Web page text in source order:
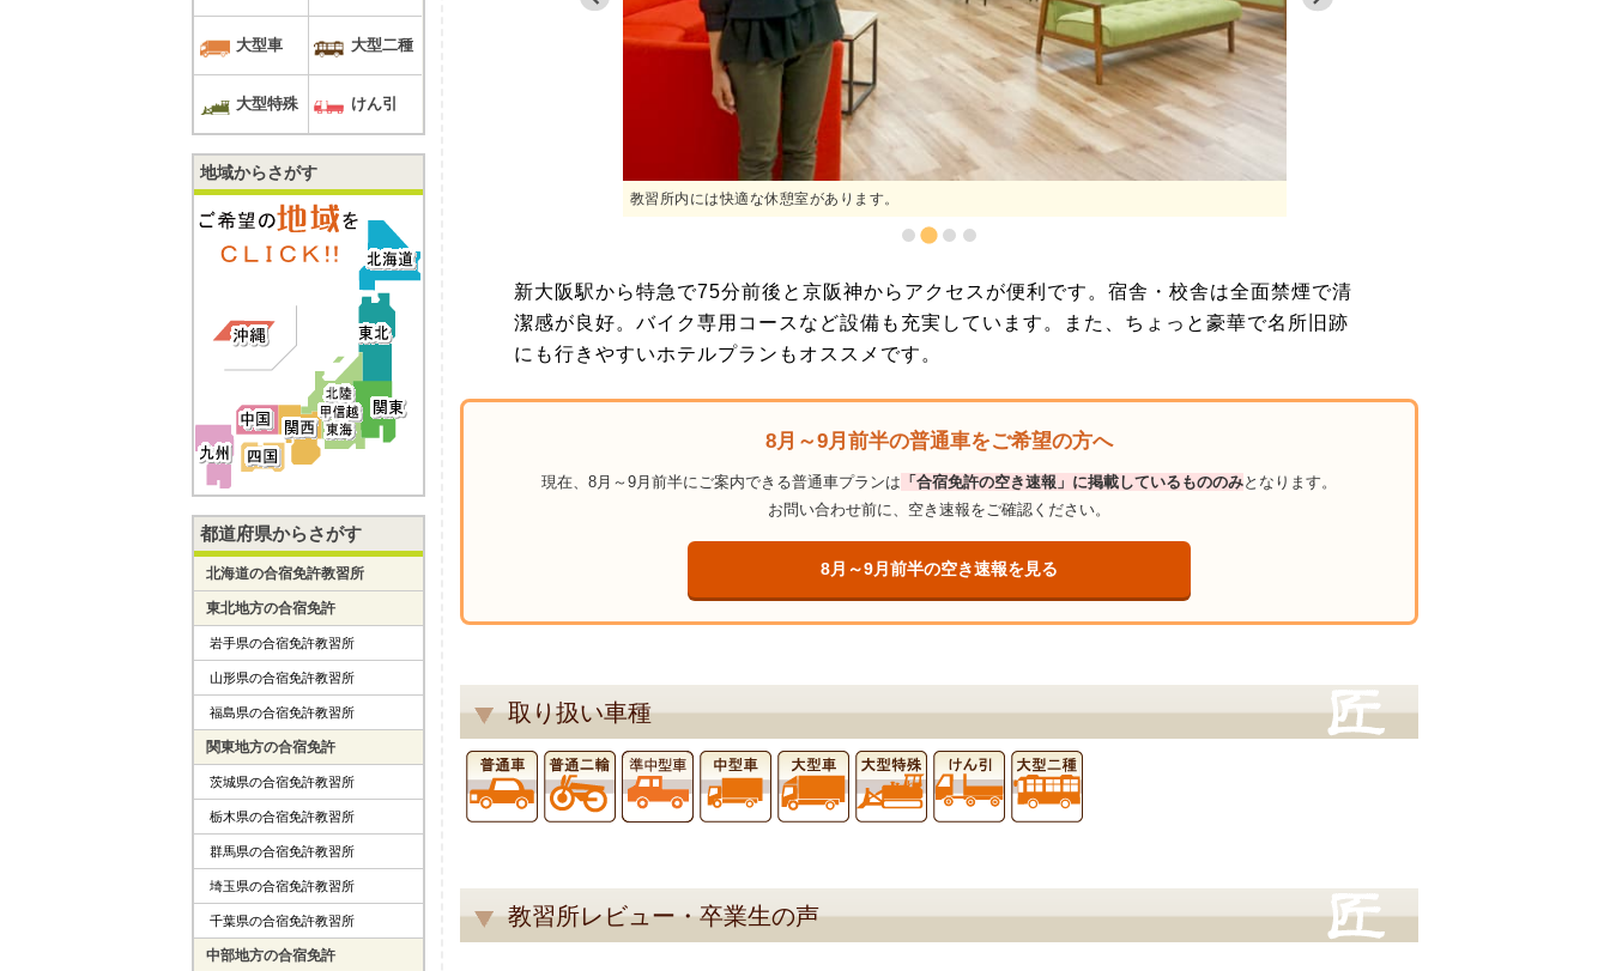
を教わる教習生の教習風景です。 教習所内には快適な休憩室があります。
新大阪駅から特急で75分前後と京阪神からアクセスが便利です。宿舎・校舎は全面禁煙で清
潔感が良好。バイク専用コースなど設備も充実しています。また、ちょっと豪華で名所旧跡
にも行きやすいホテルプランもオススメです。
8月～9月前半の普通車をご希望の方へ
現在、8月～9月前半にご案内できる普通車プランは 「合宿免許の空き速報」に掲載しているもののみとなります。
お問い合わせ前に、空き速報をご確認ください。
8月～9月前半の空き速報を見る
取り扱い車種
教習所レビュー・卒業生の声
大型車 大型二種
大型特殊 けん引
地域からさがす
都道府県からさがす
北海道の合宿免許教習所
東北地方の合宿免許
岩手県の合宿免許教習所
山形県の合宿免許教習所
福島県の合宿免許教習所
関東地方の合宿免許
茨城県の合宿免許教習所
栃木県の合宿免許教習所
群馬県の合宿免許教習所
埼玉県の合宿免許教習所
千葉県の合宿免許教習所
中部地方の合宿免許